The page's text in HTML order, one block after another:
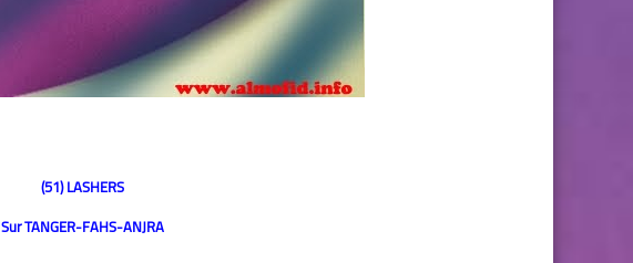
(51) LASHERS
Sur TANGER-FAHS-ANJRA